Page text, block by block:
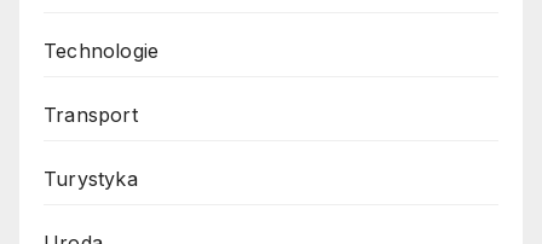
Technologie
Transport
Turystyka